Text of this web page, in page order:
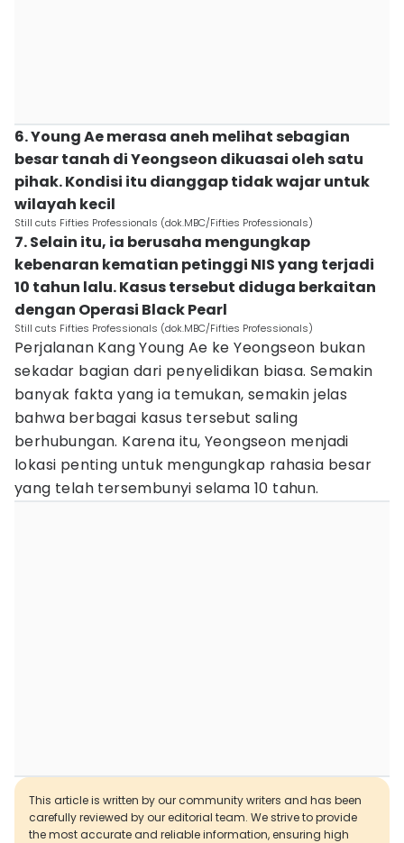
6. Young Ae merasa aneh melihat sebagian
besar tanah di Yeongseon dikuasai oleh satu
pihak. Kondisi itu dianggap tidak wajar untuk
wilayah kecil
Still cuts Fifties Professionals (dok.MBC/Fifties Professionals)
7. Selain itu, ia berusaha mengungkap
kebenaran kematian petinggi NIS yang terjadi
10 tahun lalu. Kasus tersebut diduga berkaitan
dengan Operasi Black Pearl
Still cuts Fifties Professionals (dok.MBC/Fifties Professionals)
Perjalanan Kang Young Ae ke Yeongseon bukan
sekadar bagian dari penyelidikan biasa. Semakin
banyak fakta yang ia temukan, semakin jelas
bahwa berbagai kasus tersebut saling
berhubungan. Karena itu, Yeongseon menjadi
lokasi penting untuk mengungkap rahasia besar
yang telah tersembunyi selama 10 tahun.
This article is written by our community writers and has been
carefully reviewed by our editorial team. We strive to provide
the most accurate and reliable information, ensuring high